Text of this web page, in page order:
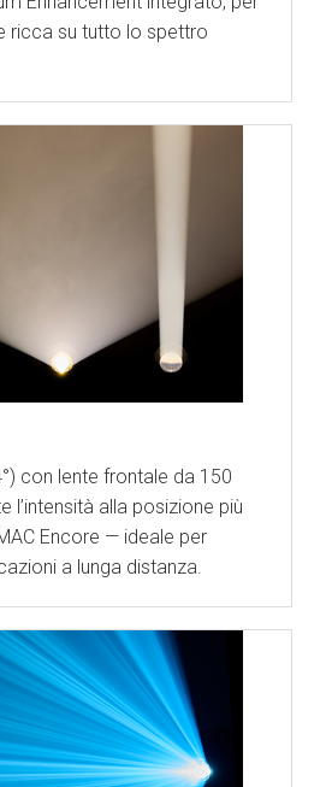
ricca su tutto lo spettro
con lente frontale da 150
l’intensità alla posizione più
Encore — ideale per
a lunga distanza.